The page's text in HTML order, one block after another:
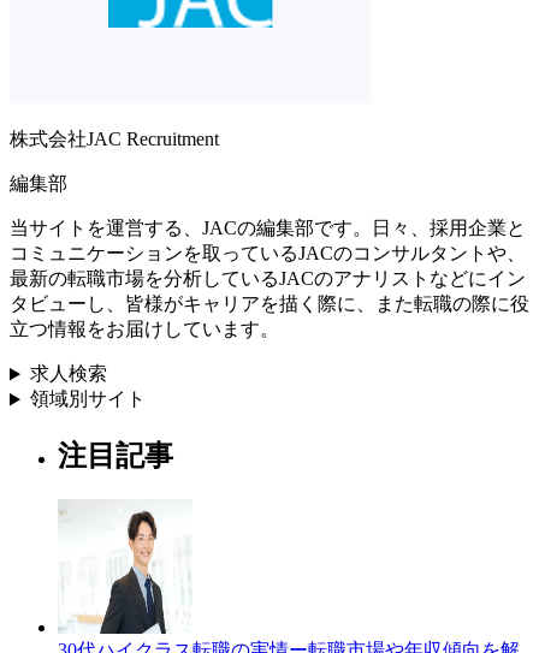
株式会社JAC Recruitment
編集部
当サイトを運営する、JACの編集部です。日々、採用企業と
コミュニケーションを取っているJACのコンサルタントや、
最新の転職市場を分析しているJACのアナリストなどにイン
タビューし、皆様がキャリアを描く際に、また転職の際に役
立つ情報をお届けしています。
求人検索
領域別サイト
注目記事